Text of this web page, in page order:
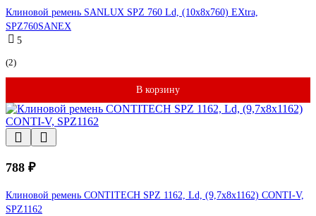
Клиновой ремень SANLUX SPZ 760 Ld, (10x8x760) EXtra,
SPZ760SANEX
5
(2)
В корзину
788 ₽
Клиновой ремень CONTITECH SPZ 1162, Ld, (9,7x8x1162) CONTI-V,
SPZ1162